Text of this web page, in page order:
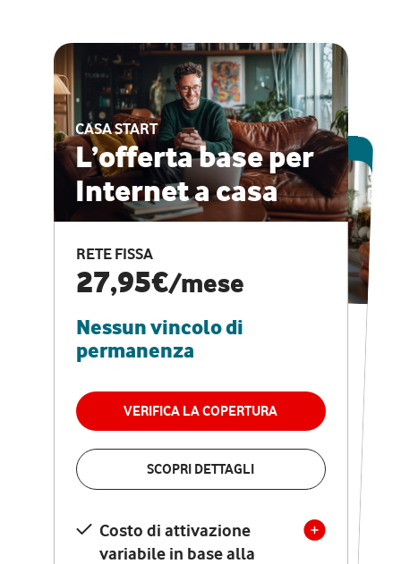
CASA START
L’offerta base per
Internet a casa
RETE FISSA
27,95€/mese
Nessun vincolo di
permanenza
VERIFICA LA COPERTURA
SCOPRI DETTAGLI
Costo di attivazione
variabile in base alla
ESCLUSIVA ONLINE
CASA PRO
Internet veloce e
vantaggi speciali
RETE FISSA + VODAFONE CLUB
29,95€
permanenza
VERIFICA LA COPERTURA
Costo di attivazione
variabile in base alla